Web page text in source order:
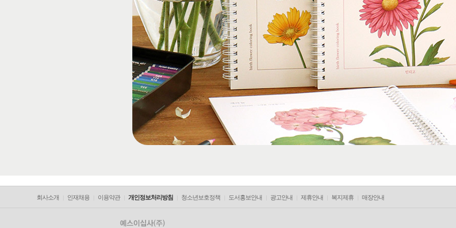
회사소개 인재채용 이용약관 개인정보처리방침 청소년보호정책 도서홍보안내 광고안내 제휴안내 복지제휴 매장안내